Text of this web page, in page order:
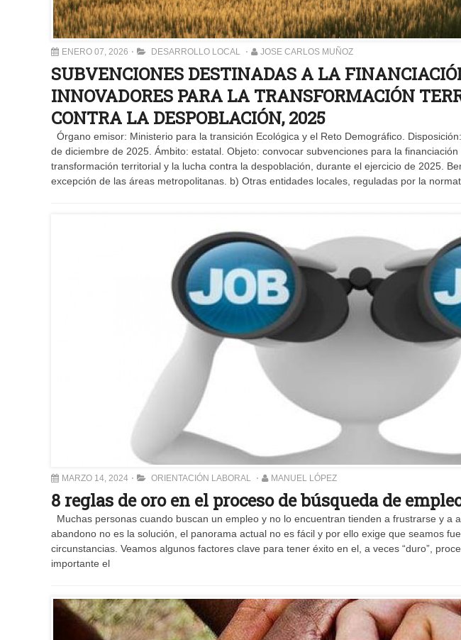
ENERO 07, 2026 DESARROLLO LOCAL JOSE CARLOS MUÑOZ
SUBVENCIONES DESTINADAS A LA
INNOVADORES PARA LA TRANSFORMACIÓN
CONTRA LA DESPOBLACIÓN, 2025
Órgano emisor: Ministerio para la transición Ecológica y el Reto Demográfico.
de diciembre de 2025. Ámbito: estatal. Objeto: convocar subvenciones para la
transformación territorial y la lucha contra la despoblación, durante el ejercicio de 2025.
excepción de las áreas metropolitanas. b) Otras entidades locales, reguladas por la
MARZO 14, 2024 ORIENTACIÓN LABORAL MANUEL LÓPEZ
8 reglas de oro en el proceso de búsqueda de
Muchas personas cuando buscan un empleo y no lo encuentran tienden a frustrarse y a
abandono no es la solución, el panorama actual no es fácil y por ello exige que seamos
circunstancias. Veamos algunos factores clave para tener éxito en el, a veces “duro”,
importante el